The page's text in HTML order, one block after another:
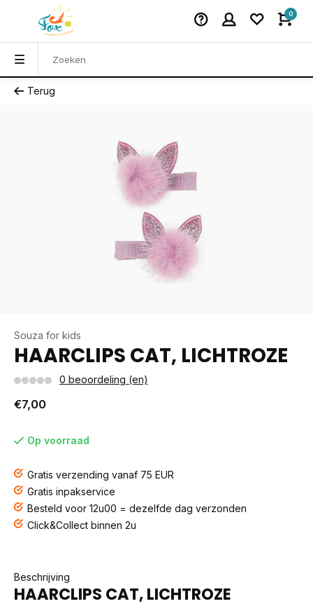
0
Terug
Souza for kids
HAARCLIPS CAT, LICHTROZE
0 beoordeling (en)
€7,00
Op voorraad
Gratis verzending vanaf 75 EUR
Gratis inpakservice
Besteld voor 12u00 = dezelfde dag verzonden
Click&Collect binnen 2u
Beschrijving
HAARCLIPS CAT, LICHTROZE